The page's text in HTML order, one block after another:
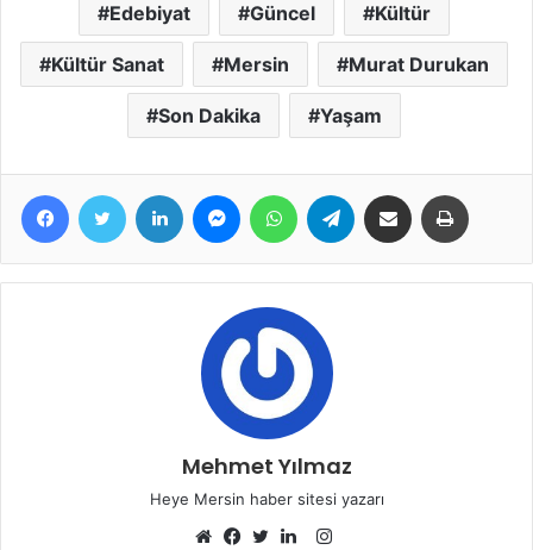
Edebiyat Güncel Kültür
Kültür Sanat Mersin Murat Durukan
Son Dakika Yaşam
FacebookTwitter LinkedIn MessengerWhatsAppTelegram E-Posta ile paylaş
Mehmet Yılmaz
Heye Mersin haber sitesi yazarı
Instagram